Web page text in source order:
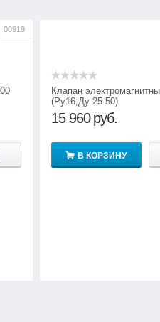
00919
Клапан
(Ру16;Ду 25-50)
15 960 руб.
В КОРЗИНУ